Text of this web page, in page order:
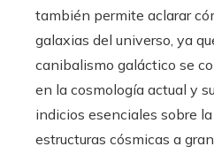
también permite aclarar
galaxias del universo, ya
canibalismo galáctico se
en la cosmología actual y
indicios esenciales sobre
estructuras cósmicas a